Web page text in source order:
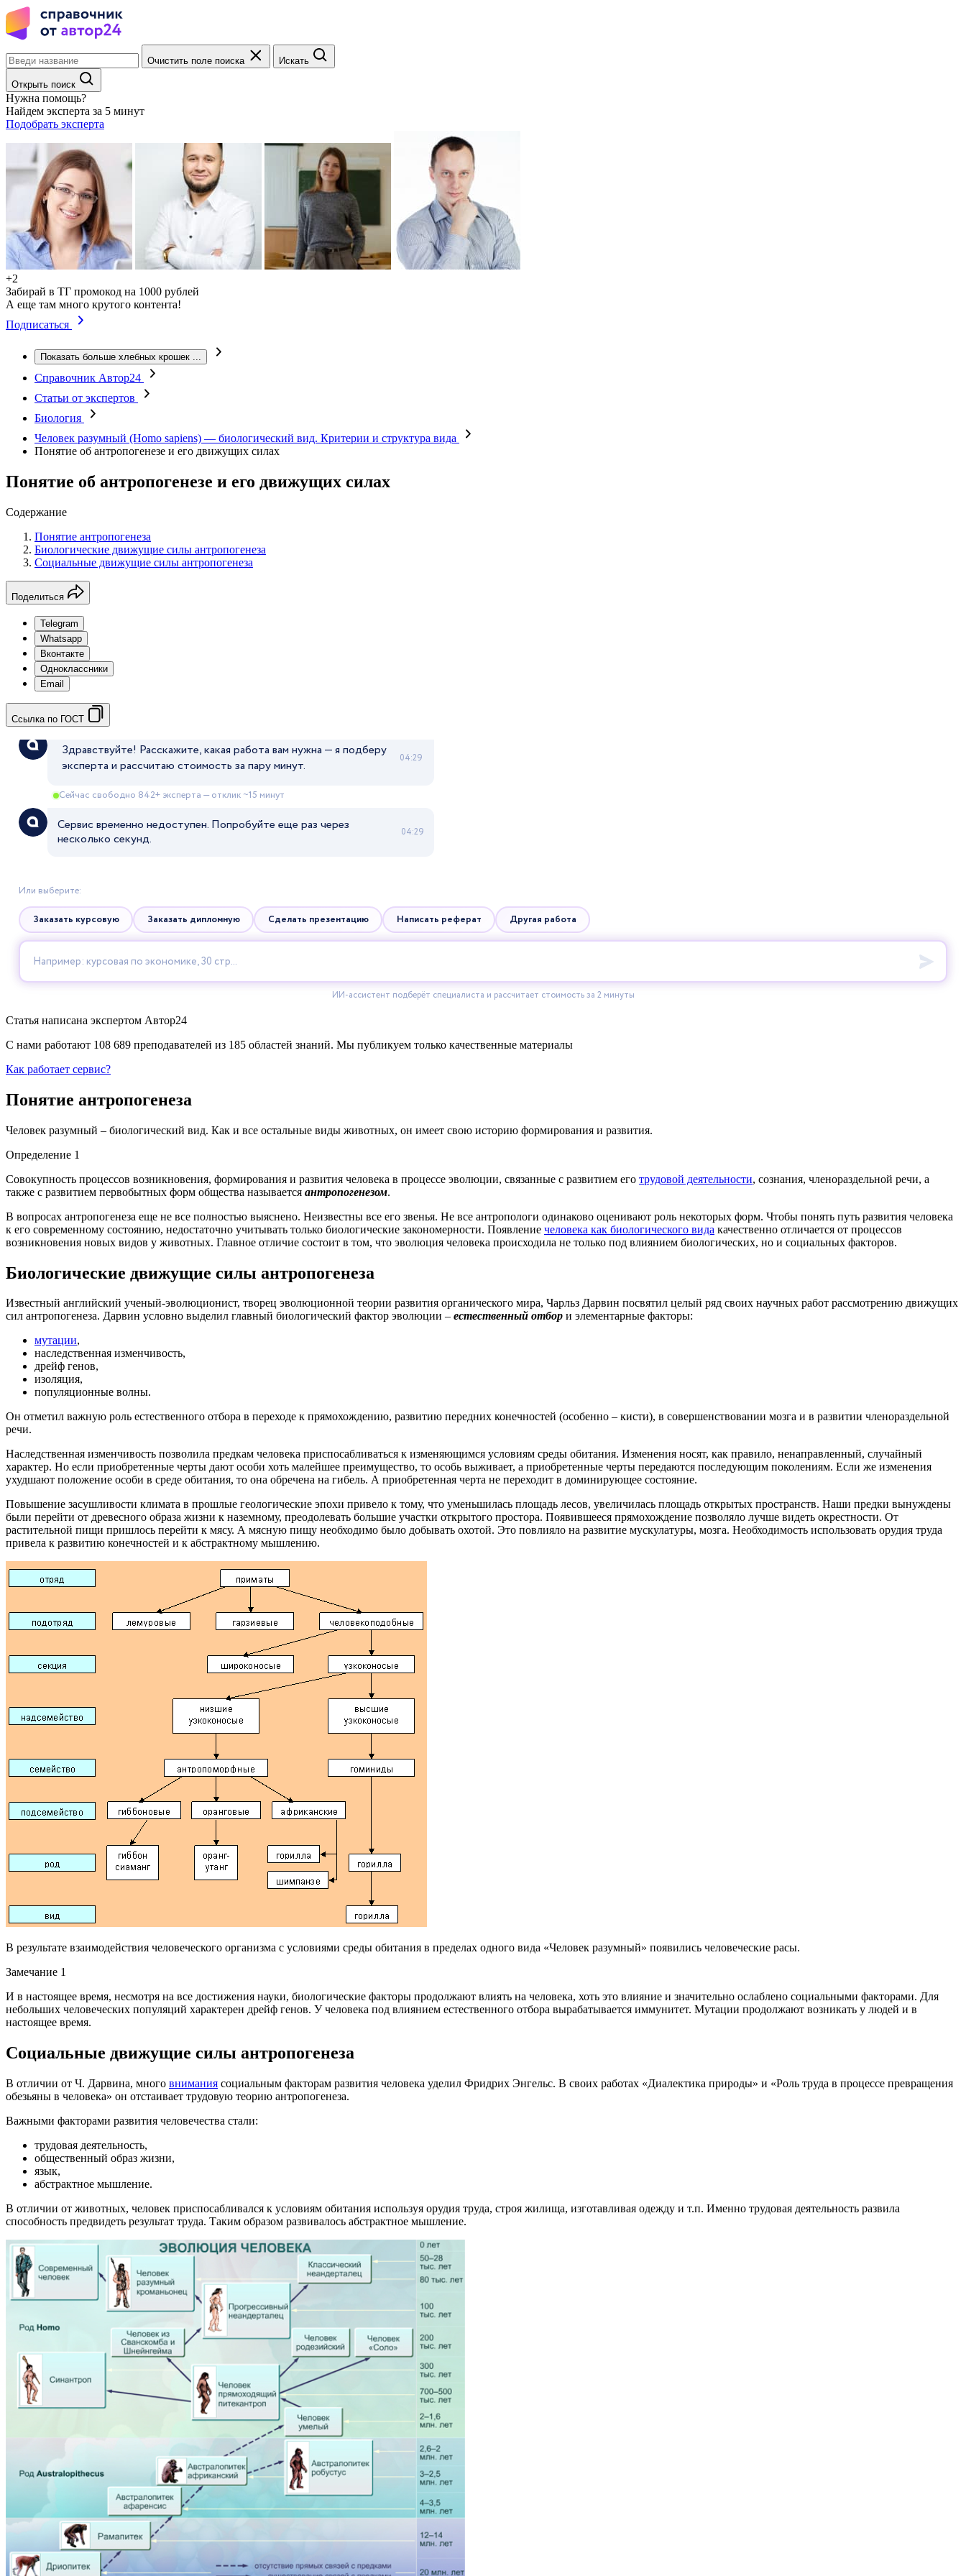
Очистить поле поиска Искать
Открыть поиск
Нужна помощь?
Найдем эксперта за 5 минут
Подобрать эксперта
+2
Забирай в ТГ промокод на 1000 рублей
А еще там много крутого контента!
Подписаться
Показать больше хлебных крошек ...
Справочник Автор24
Статьи от экспертов
Биология
Человек разумный (Homo sapiens) — биологический вид. Критерии и структура вида
Понятие об антропогенезе и его движущих силах
Понятие об антропогенезе и его движущих силах
Содержание
Понятие антропогенеза
Биологические движущие силы антропогенеза
Социальные движущие силы антропогенеза
Поделиться
Telegram
Whatsapp
Вконтакте
Одноклассники
Email
Ссылка по ГОСТ
Статья написана экспертом Автор24
С нами работают 108 689 преподавателей из 185 областей знаний. Мы публикуем только качественные материалы
Как работает сервис?
Понятие антропогенеза
Человек разумный – биологический вид. Как и все остальные виды животных, он имеет свою историю формирования и развития.
Определение 1
Совокупность процессов возникновения, формирования и развития человека в процессе эволюции, связанные с развитием его трудовой деятельности, сознания, членораздельной речи, а
также с развитием первобытных форм общества называется антропогенезом.
В вопросах антропогенеза еще не все полностью выяснено. Неизвестны все его звенья. Не все антропологи одинаково оценивают роль некоторых форм. Чтобы понять путь развития человека
к его современному состоянию, недостаточно учитывать только биологические закономерности. Появление человека как биологического вида качественно отличается от процессов
возникновения новых видов у животных. Главное отличие состоит в том, что эволюция человека происходила не только под влиянием биологических, но и социальных факторов.
Биологические движущие силы антропогенеза
Известный английский ученый-эволюционист, творец эволюционной теории развития органического мира, Чарльз Дарвин посвятил целый ряд своих научных работ рассмотрению движущих
сил антропогенеза. Дарвин условно выделил главный биологический фактор эволюции – естественный отбор и элементарные факторы:
мутации,
наследственная изменчивость,
дрейф генов,
изоляция,
популяционные волны.
Он отметил важную роль естественного отбора в переходе к прямохождению, развитию передних конечностей (особенно – кисти), в совершенствовании мозга и в развитии членораздельной
речи.
Наследственная изменчивость позволила предкам человека приспосабливаться к изменяющимся условиям среды обитания. Изменения носят, как правило, ненаправленный, случайный
характер. Но если приобретенные черты дают особи хоть малейшее преимущество, то особь выживает, а приобретенные черты передаются последующим поколениям. Если же изменения
ухудшают положение особи в среде обитания, то она обречена на гибель. А приобретенная черта не переходит в доминирующее состояние.
Повышение засушливости климата в прошлые геологические эпохи привело к тому, что уменьшилась площадь лесов, увеличилась площадь открытых пространств. Наши предки вынуждены
были перейти от древесного образа жизни к наземному, преодолевать большие участки открытого простора. Появившееся прямохождение позволяло лучше видеть окрестности. От
растительной пищи пришлось перейти к мясу. А мясную пищу необходимо было добывать охотой. Это повлияло на развитие мускулатуры, мозга. Необходимость использовать орудия труда
привела к развитию конечностей и к абстрактному мышлению.
В результате взаимодействия человеческого организма с условиями среды обитания в пределах одного вида «Человек разумный» появились человеческие расы.
Замечание 1
И в настоящее время, несмотря на все достижения науки, биологические факторы продолжают влиять на человека, хоть это влияние и значительно ослаблено социальными факторами. Для
небольших человеческих популяций характерен дрейф генов. У человека под влиянием естественного отбора вырабатывается иммунитет. Мутации продолжают возникать у людей и в
настоящее время.
Социальные движущие силы антропогенеза
В отличии от Ч. Дарвина, много внимания социальным факторам развития человека уделил Фридрих Энгельс. В своих работах «Диалектика природы» и «Роль труда в процессе превращения
обезьяны в человека» он отстаивает трудовую теорию антропогенеза.
Важными факторами развития человечества стали:
трудовая деятельность,
общественный образ жизни,
язык,
абстрактное мышление.
В отличии от животных, человек приспосабливался к условиям обитания используя орудия труда, строя жилища, изготавливая одежду и т.п. Именно трудовая деятельность развила
способность предвидеть результат труда. Таким образом развивалось абстрактное мышление.